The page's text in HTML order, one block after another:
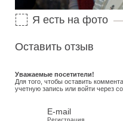
Я есть на фото
Оставить отзыв
Уважаемые посетители!
Для того, чтобы оставить
учетную запись или войти через
E-mail
Регистрация